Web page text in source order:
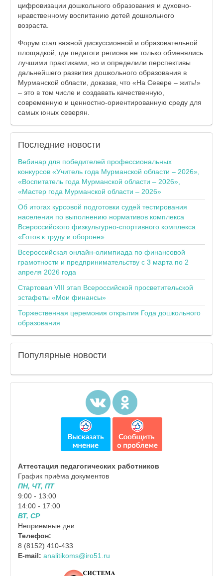
цифровизации дошкольного образования и духовно-
нравственному воспитанию детей дошкольного
возраста.
Форум стал важной дискуссионной и образовательной
площадкой, где педагоги региона не только обменялись
лучшими практиками, но и определили перспективы
дальнейшего развития дошкольного образования в
Мурманской области, доказав, что «На Севере – жить!»
– это в том числе и создавать качественную,
современную и ценностно-ориентированную среду для
самых юных северян.
Последние новости
Вебинар для победителей профессиональных
конкурсов «Учитель года Мурманской области – 2026»,
«Воспитатель года Мурманской области – 2026»,
«Мастер года Мурманской области – 2026»
Об итогах курсовой подготовки судей тестирования
населения по выполнению нормативов комплекса
Всероссийского физкультурно-спортивного комплекса
«Готов к труду и обороне»
Всероссийская онлайн-олимпиада по финансовой
грамотности и предпринимательству с 3 марта по 2
апреля 2026 года
Стартовал VIII этап Всероссийской просветительской
эстафеты «Мои финансы»
Торжественная церемония открытия Года дошкольного
образования
Популярные новости
Аттестация педагогических работников
График приёма документов
ПН, ЧТ, ПТ
9:00 - 13:00
14:00 - 17:00
ВТ, СР
Неприемные дни
Телефон:
8 (8152) 410-433
E-mail: analitikoms@iro51.ru